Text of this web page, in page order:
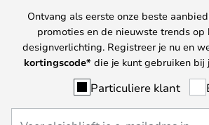
Ontvang als eerste onze beste
promoties en de nieuwste trends op
designverlichting. Registreer je nu en
kortingscode* die je kunt gebruiken bij
Particuliere klant